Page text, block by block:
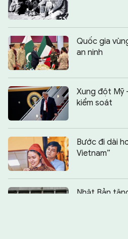
Quốc gia
an ninh
Xung đột Mỹ
kiểm soát
Bước đi dài
Vietnam”
Nhật Bản